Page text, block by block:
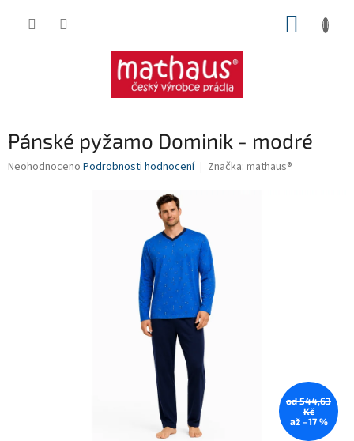
Pánské pyžamo Dominik - modré
Průměrné
Neohodnoceno Podrobnosti hodnocení Značka: mathaus®
od 544,63
Kč
až –17 %